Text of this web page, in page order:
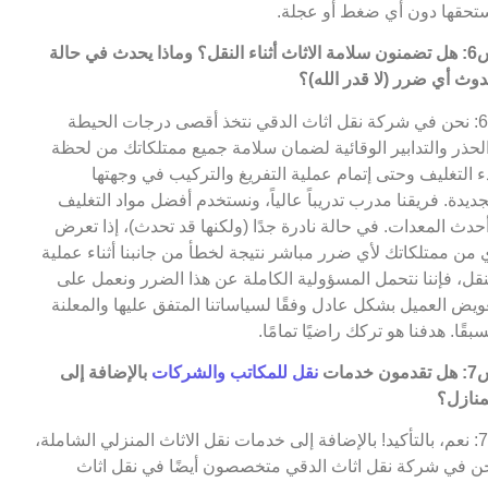
دون أي ضغط أو عجلة.
س6: هل تضمنون سلامة الاثاث أثناء النقل؟ وماذا يحدث في حالة
أي ضرر (لا قدر الله)؟
ج6: نحن في شركة نقل اثاث الدقي نتخذ أقصى درجات الحيطة
والتدابير الوقائية لضمان سلامة جميع ممتلكاتك من لحظة
التغليف وحتى إتمام عملية التفريغ والتركيب في وجهتها
فريقنا مدرب تدريباً عالياً، ونستخدم أفضل مواد التغليف
المعدات. في حالة نادرة جدًا (ولكنها قد تحدث)، إذا تعرض
من ممتلكاتك لأي ضرر مباشر نتيجة لخطأ من جانبنا أثناء عملية
فإننا نتحمل المسؤولية الكاملة عن هذا الضرر ونعمل على
العميل بشكل عادل وفقًا لسياساتنا المتفق عليها والمعلنة
هدفنا هو تركك راضيًا تمامًا.
خدمات نقل للمكاتب والشركات بالإضافة إلى
ج7: نعم، بالتأكيد! بالإضافة إلى خدمات نقل الاثاث المنزلي الشاملة،
في شركة نقل اثاث الدقي متخصصون أيضًا في نقل اثاث